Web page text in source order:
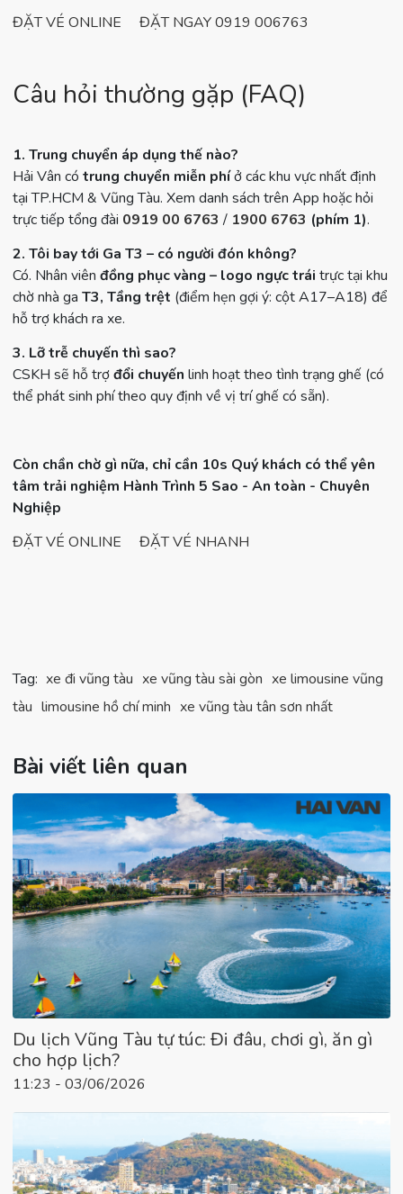
ĐẶT VÉ ONLINE ĐẶT NGAY 0919 006763
Câu hỏi thường gặp (FAQ)
1. Trung chuyển áp dụng thế nào?
Hải Vân có trung chuyển miễn phíở các khu vực nhất định
tại TP.HCM & Vũng Tàu. Xem danh sách trên App hoặc hỏi
trực tiếp tổng đài 0919 00 6763 / 1900 6763 (phím 1).
2. Tôi bay tới Ga T3 – có người đón không?
Có. Nhân viên đồng phục vàng – logo ngực trái trực tại khu
chờ nhà ga T3, Tầng trệt (điểm hẹn gợi ý: cột A17–A18) để
hỗ trợ khách ra xe.
3. Lỡ trễ chuyến thì sao?
CSKH sẽ hỗ trợđổi chuyến linh hoạt theo tình trạng ghế (có
thể phát sinh phí theo quy định về vị trí ghế có sẵn).
Còn chần chờ gì nữa, chỉ cần 10s Quý khách có thể yên
tâm trải nghiệm Hành Trình 5 Sao - An toàn - Chuyên
Nghiệp
ĐẶT VÉ ONLINE
ĐẶT VÉ NHANH
Tag: xe đi vũng tàu xe vũng tàu sài gòn xe limousine vũng
tàu limousine hồ chí minh xe vũng tàu tân sơn nhất
Bài viết liên quan
Du lịch Vũng Tàu tự túc: Đi đâu, chơi gì, ăn gì
cho hợp lịch?
11:23 - 03/06/2026